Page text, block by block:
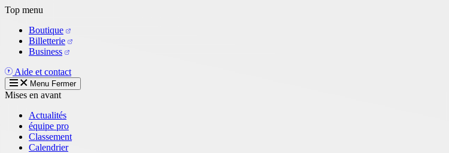
Aller
contenu
principal
Top menu
Boutique
Billetterie
Business
Aide et contact
Menu Fermer
Mises en avant
Actualités
équipe pro
Classement
Calendrier